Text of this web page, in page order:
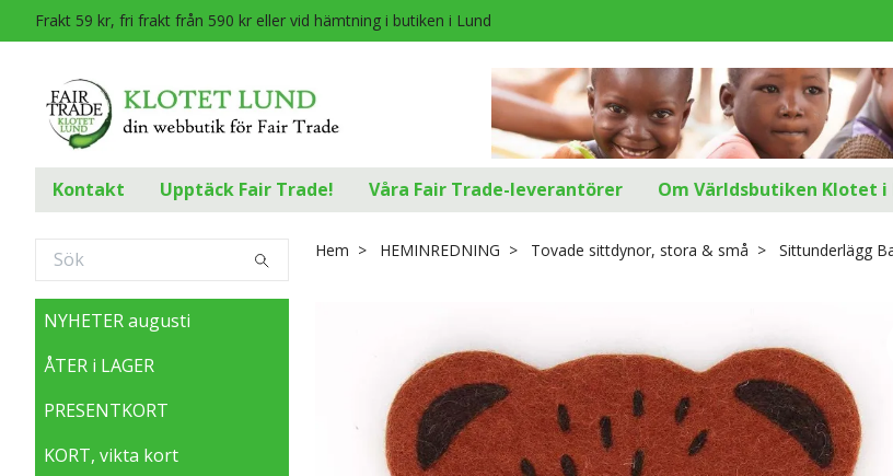
Frakt 59 kr, fri frakt från 590 kr eller vid hämtning i butiken i Lund
Kontakt Upptäck Fair Trade! Våra Fair Trade-leverantörer Om Världsbutiken Klotet i
NYHETER augusti
ÅTER i LAGER
PRESENTKORT
KORT, vikta kort
Hem HEMINREDNING Tovade sittdynor, stora & små Sittunderlägg